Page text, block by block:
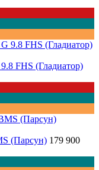
FHS (Гладиатор)
(Парсун) 179 900